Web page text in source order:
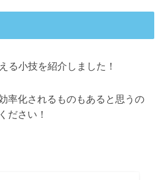
る小技を紹介しました！
率化されるものもあると思うの
ださい！